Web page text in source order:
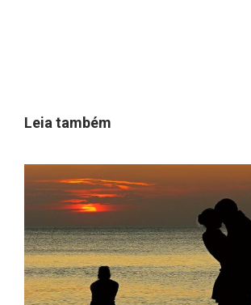
Leia também